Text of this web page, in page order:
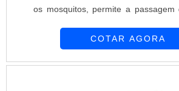
os mosquitos, permite a passagem
instalada em todas as aberturas do
COTAR AGORA